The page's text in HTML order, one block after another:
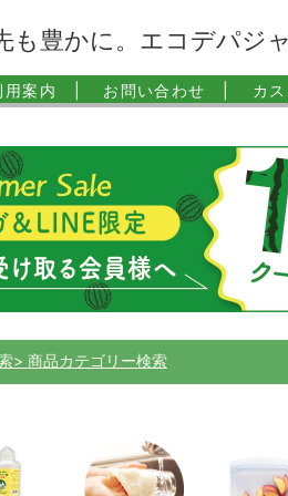
も豊かに。エコデパジ
用案内 | お問い合わせ | カ
商品カテゴリー検索